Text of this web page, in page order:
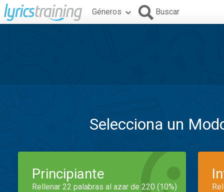
Géneros Buscar
Selecciona un
Principiante
Rellenar 22 palabras al azar de 220 (10%)